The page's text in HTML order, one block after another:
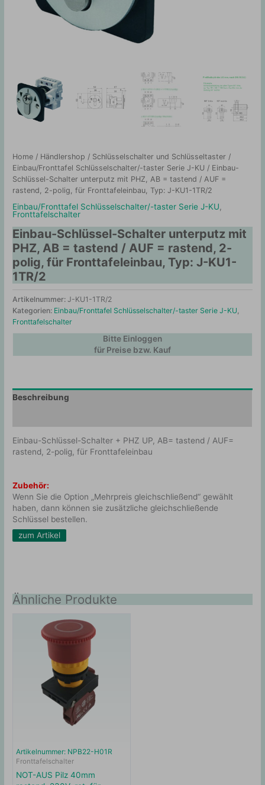
Home / Händlershop / Schlüsselschalter und Schlüsseltaster /
Einbau/Fronttafel Schlüsselschalter/-taster Serie J-KU / Einbau-
Schlüssel-Schalter unterputz mit PHZ, AB = tastend / AUF =
rastend, 2-polig, für Fronttafeleinbau, Typ: J-KU1-1TR/2
Einbau/Fronttafel Schlüsselschalter/-taster Serie J-KU
Fronttafelschalter
Einbau-Schlüssel-Schalter unterputz mit
PHZ, AB = tastend / AUF = rastend, 2-
polig, für Fronttafeleinbau, Typ: J-KU1-
1TR/2
Artikelnummer:J-KU1-1TR/2
Kategorien: Einbau/Fronttafel Schlüsselschalter/-taster Serie J-KU
Fronttafelschalter
Bitte Einloggen
für Preise bzw. Kauf
Beschreibung
Einbau-Schlüssel-Schalter + PHZ UP, AB= tastend / AUF=
rastend, 2-polig, für Fronttafeleinbau
Zubehör:
Wenn Sie die Option „Mehrpreis gleichschließend“ gewählt
haben, dann können sie zusätzliche gleichschließende
Schlüssel bestellen.
zum Artikel
Ähnliche Produkte
Artikelnummer: NPB22-H01R
Fronttafelschalter
NOT-AUS Pilz 40mm